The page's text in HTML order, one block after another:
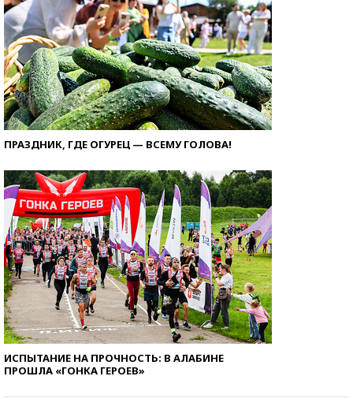
ПРАЗДНИК, ГДЕ ОГУРЕЦ — ВСЕМУ ГОЛОВА!
ИСПЫТАНИЕ НА ПРОЧНОСТЬ: В АЛАБИНЕ
ПРОШЛА «ГОНКА ГЕРОЕВ»